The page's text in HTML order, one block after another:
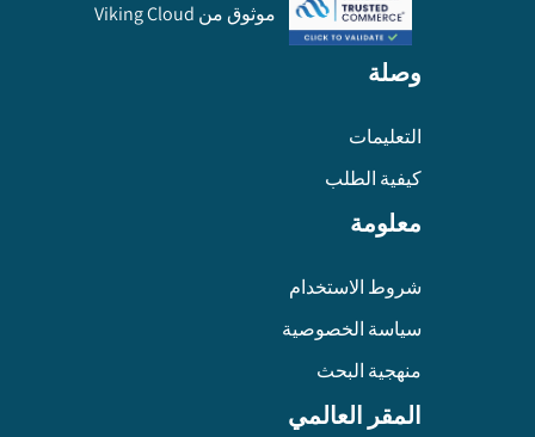
موثوق من Viking Cloud
وصلة
التعليمات
كيفية الطلب
معلومة
شروط الاستخدام
سياسة الخصوصية
منهجية البحث
المقر العالمي